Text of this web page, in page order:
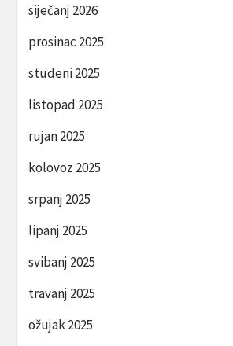
siječanj 2026
prosinac 2025
studeni 2025
listopad 2025
rujan 2025
kolovoz 2025
srpanj 2025
lipanj 2025
svibanj 2025
travanj 2025
ožujak 2025